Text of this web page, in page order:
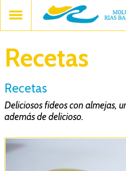
Recetas
Recetas
Deliciosos fideos con almejas,
además de delicioso.